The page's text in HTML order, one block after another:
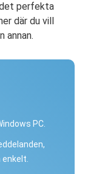
perfekta
där du vill
annan.
PC.